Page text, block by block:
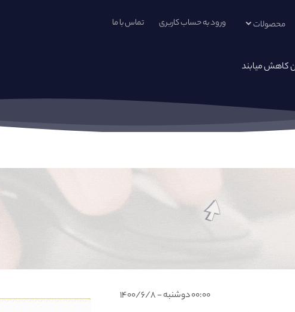
محصولات ورود به حساب کاربری تماس با ما
کاهش میابند
۰۰:۰۰ دوشنبه - ۱۴۰۰/۶/۸